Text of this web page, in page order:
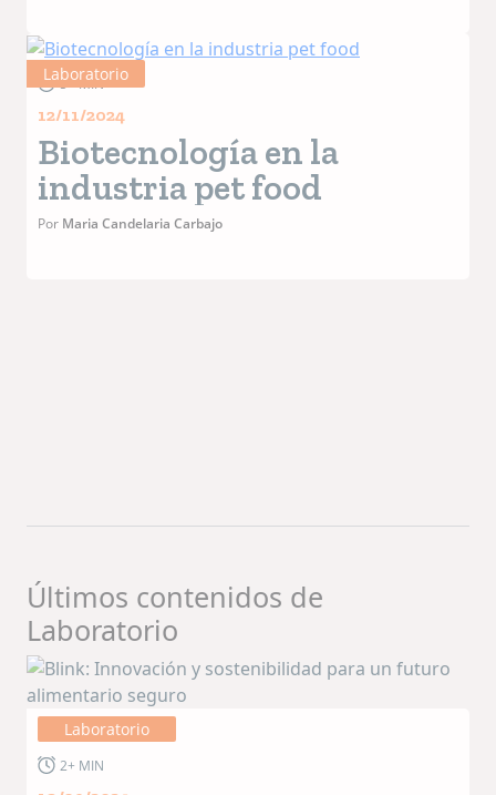
Laboratorio
5+ MIN
12/11/2024
Biotecnología en la
industria pet food
Por Maria Candelaria Carbajo
Últimos contenidos de
Laboratorio
Laboratorio
2+ MIN